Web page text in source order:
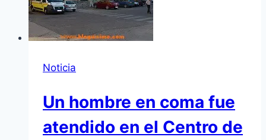
Noticia
Un hombre en coma fue
atendido en el Centro de